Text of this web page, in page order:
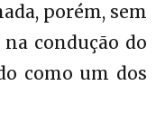
porém, sem
condução do
como um dos